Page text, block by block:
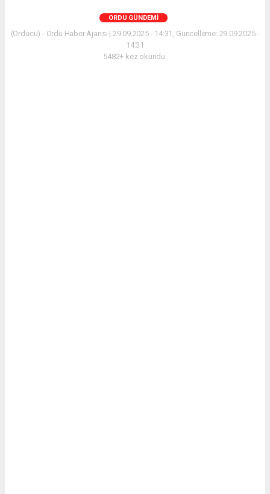
ORDU GÜNDEMI
(Orducu) - Ordu Haber Ajansı | 29.09.2025 - 14:31, Güncelleme: 29.09.2025 -
14:31
5482+ kez okundu.